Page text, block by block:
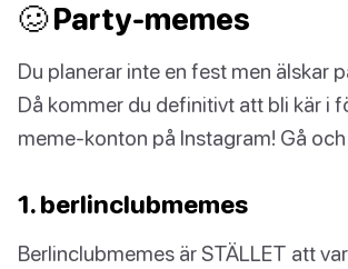
🥴 Party-memes
Du planerar inte en fest men älskar
Då kommer du definitivt att bli kär i
meme-konton på Instagram! Gå
1. berlinclubmemes
Berlinclubmemes är STÄLLET att